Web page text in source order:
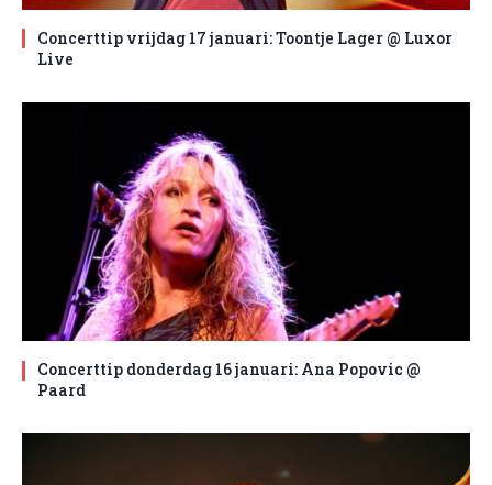
Concerttip vrijdag 17 januari: Toontje Lager @ Luxor
Live
Concerttip donderdag 16 januari: Ana Popovic @
Paard